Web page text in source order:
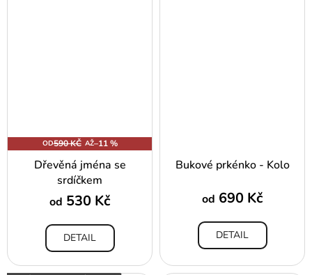
OD590 KČ AŽ–11 %
Dřevěná jména se
srdíčkem
od 530 Kč
DETAIL
Bukové prkénko - Kolo
od 690 Kč
DETAIL